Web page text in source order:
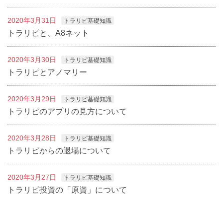
2020年3月31日 トラリピ基礎知識
トラリピと、A8ネット
2020年3月30日 トラリピ基礎知識
トラリピとアノマリー
2020年3月29日 トラリピ基礎知識
トラリピのアプリの見方について
2020年3月28日 トラリピ基礎知識
トラリピからの退場について
2020年3月27日 トラリピ基礎知識
トラリピ投資の「原資」について